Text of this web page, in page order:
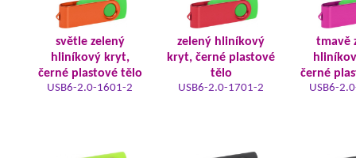
světle zelený
hliníkový kryt,
černé plastové tělo
USB6-2.0-1601-2
zelený hliníkový
kryt, černé plastové
tělo
USB6-2.0-1701-2
tmavě
černé
USB6-